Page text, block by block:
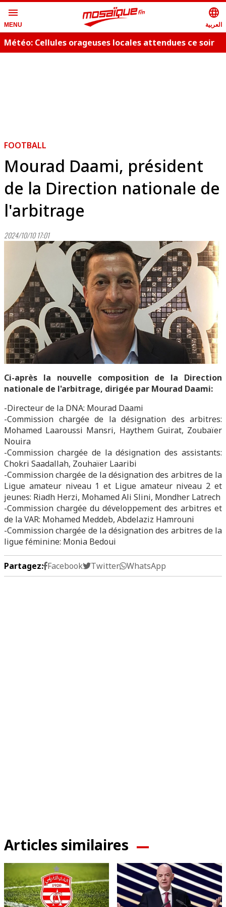
menu
MENU
language
العربية
Météo: Cellules orageuses locales attendues ce soir
FOOTBALL
Mourad Daami, président
de la Direction nationale de
l'arbitrage
2024/10/10 17:01
Ci-après la nouvelle composition de la Direction
nationale de l'arbitrage, dirigée par Mourad Daami:
-Directeur de la DNA: Mourad Daami
-Commission chargée de la désignation des arbitres:
Mohamed Laaroussi Mansri, Haythem Guirat, Zoubaïer
Nouira
-Commission chargée de la désignation des assistants:
Chokri Saadallah, Zouhaïer Laaribi
-Commission chargée de la désignation des arbitres de la
Ligue amateur niveau 1 et Ligue amateur niveau 2 et
jeunes: Riadh Herzi, Mohamed Ali Slini, Mondher Latrech
-Commission chargée du développement des arbitres et
de la VAR: Mohamed Meddeb, Abdelaziz Hamrouni
-Commission chargée de la désignation des arbitres de la
ligue féminine: Monia Bedoui
Partagez: Facebook Twitter WhatsApp
Articles similaires